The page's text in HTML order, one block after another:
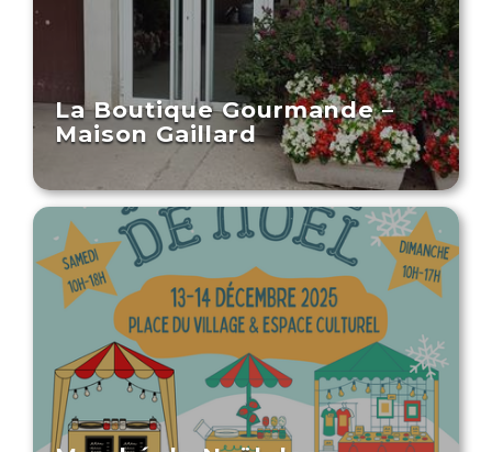
La Boutique Gourmande –
Maison Gaillard